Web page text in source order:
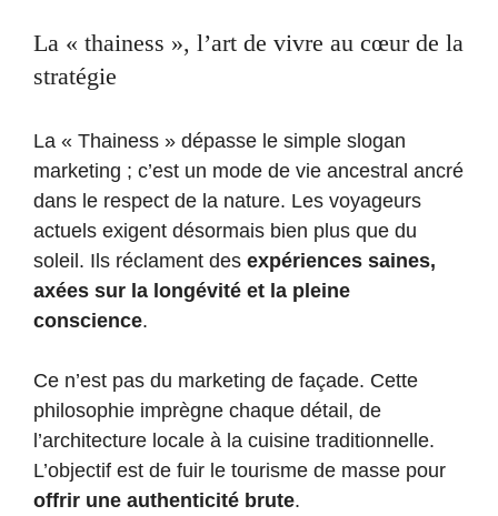
La « thainess », l’art de vivre au cœur de la
stratégie
La « Thainess » dépasse le simple slogan
marketing ; c’est un mode de vie ancestral ancré
dans le respect de la nature. Les voyageurs
actuels exigent désormais bien plus que du
soleil. Ils réclament des expériences saines,
axées sur la longévité et la pleine
conscience.
Ce n’est pas du marketing de façade. Cette
philosophie imprègne chaque détail, de
l’architecture locale à la cuisine traditionnelle.
L’objectif est de fuir le tourisme de masse pour
offrir une authenticité brute.